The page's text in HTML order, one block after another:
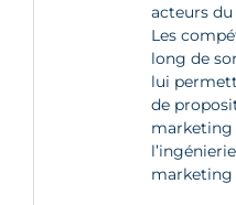
acteurs
Les
long de
lui
de
marketing
marketing